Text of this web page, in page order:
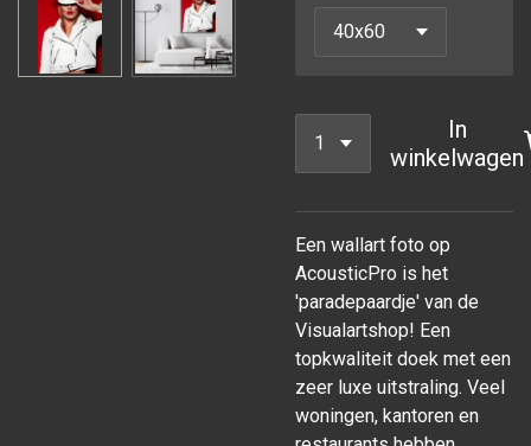
In
winkelwagen
Een wallart foto op
AcousticPro is het
'paradepaardje' van de
Visualartshop! Een
topkwaliteit doek met een
zeer luxe uitstraling. Veel
woningen, kantoren en